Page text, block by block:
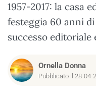
1957-2017: la casa
festeggia 60 anni
successo editoriale
Ornella Donna
Pubblicato il 28-04-